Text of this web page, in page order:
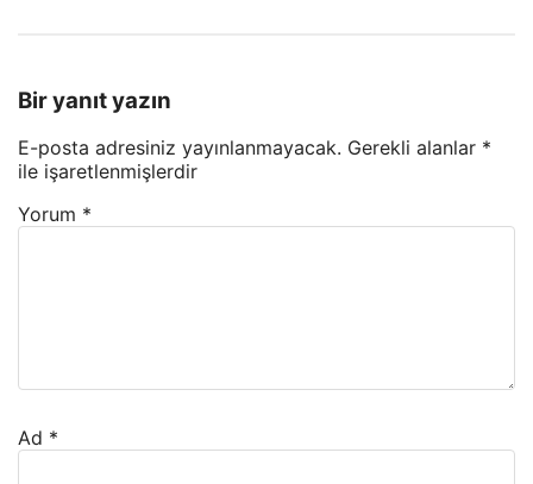
Bir yanıt yazın
E-posta adresiniz yayınlanmayacak. Gerekli alanlar *
ile işaretlenmişlerdir
Yorum *
Ad *